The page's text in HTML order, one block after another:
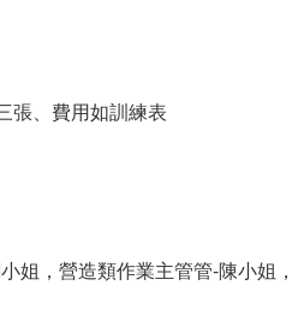
張、費用如訓練表
姐，營造類作業主管管-陳小